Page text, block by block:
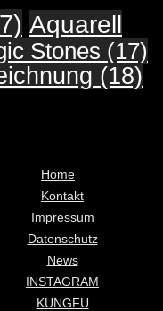
Aquarell
Stones (17)
(18)
Home
Kontakt
Impressum
Datenschutz
News
INSTAGRAM
KUNGFU